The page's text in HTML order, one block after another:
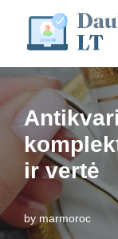
Skip
to
content
ir vertė
by marmoroc